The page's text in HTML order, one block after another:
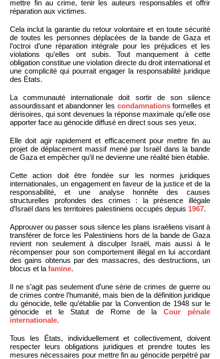
mettre fin au crime, tenir les auteurs responsables et offrir
réparation aux victimes.
Cela inclut la garantie du retour volontaire et en toute sécurité
de toutes les personnes déplacées de la bande de Gaza et
l’octroi d’une réparation intégrale pour les préjudices et les
violations qu’elles ont subis. Tout manquement à cette
obligation constitue une violation directe du droit international et
une complicité qui pourrait engager la responsabilité juridique
des États.
La communauté internationale doit sortir de son silence
assourdissant et abandonner les condamnationsformelles et
dérisoires, qui sont devenues la réponse maximale qu’elle ose
apporter face au génocide diffusé en direct sous ses yeux.
Elle doit agir rapidement et efficacement pour mettre fin au
projet de déplacement massif mené par Israël dans la bande
de Gaza et empêcher qu’il ne devienne une réalité bien établie.
Cette action doit être fondée sur les normes juridiques
internationales, un engagement en faveur de la justice et de la
responsabilité, et une analyse honnête des causes
structurelles profondes des crimes : la présence illégale
d’Israël dans les territoires palestiniens occupés depuis 1967.
Approuver ou passer sous silence les plans israéliens visant à
transférer de force les Palestiniens hors de la bande de Gaza
revient non seulement à disculper Israël, mais aussi à le
récompenser pour son comportement illégal en lui accordant
des gains obtenus par des massacres, des destructions, un
blocus et la famine.
Il ne s’agit pas seulement d’une série de crimes de guerre ou
de crimes contre l’humanité, mais bien de la définition juridique
du génocide, telle qu’établie par la Convention de 1948 sur le
génocide et le Statut de Rome de laCour pénale
internationale.
Tous les États, individuellement et collectivement, doivent
respecter leurs obligations juridiques et prendre toutes les
mesures nécessaires pour mettre fin au génocide perpétré par